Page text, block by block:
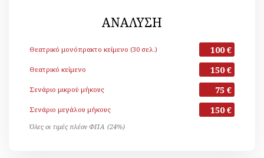
ΑΝΑΛΥΣΗ
Θεατρικό μονόπρακτο κείμενο (30 σελ.) 100 €
Θεατρικό κείμενο 150 €
Σενάριο μικρού μήκους 75 €
Σενάριο μεγάλου μήκους 150 €
Όλες οι τιμές πλέον ΦΠΑ (24%)